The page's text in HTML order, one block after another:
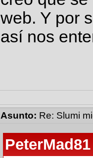
web. Y por
así nos
Asunto: Re: Slumi